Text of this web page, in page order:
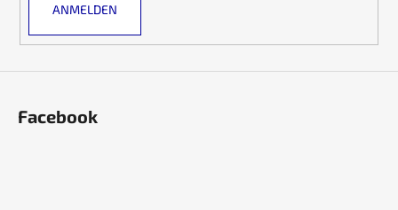
d
e
ANMELDEN
Facebook